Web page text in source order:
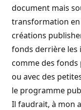
document mais
transformation en
créations
fonds derrière les
comme des fonds
ou avec des
le programme
Il faudrait, à mon